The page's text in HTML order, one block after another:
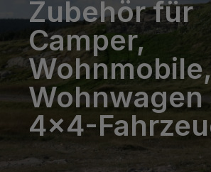
Zubehör für
Camper,
Wohnmobile,
Wohnwagen
4x4-